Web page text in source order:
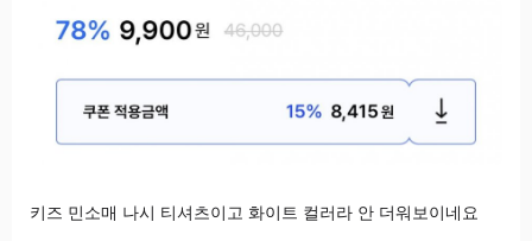
키즈 민소매 나시 티셔츠이고 화이트 컬러라 안 더워보이네요